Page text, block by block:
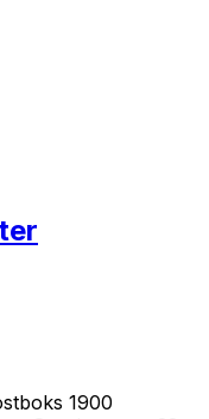
1900